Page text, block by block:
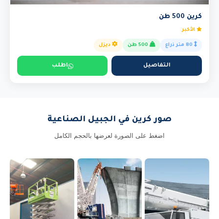
كرين 500 طن
الأكبر
ديزل
التفاصيل اطلب
صور كرين في الجبيل الصناعية
اضغط على الصورة لعرضها بالحجم الكامل